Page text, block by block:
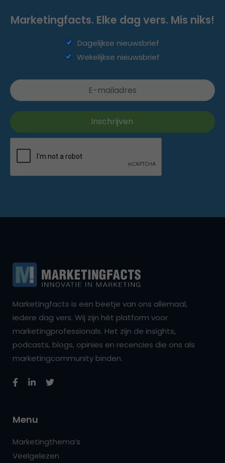
Marketingfacts. Elke dag vers. Mis niks!
Dagelijkse nieuwsbrief
Wekelijkse nieuwsbrief
Marketingfacts is een beetje van ons allemaal,
iedere dag vers. Wij zijn hét platform voor
marketingprofessionals. Het zijn de insights,
podcasts, blogs, opinies en recencies die ons als
marketingcommunity binden.
Menu
Marketingthema’s
Veelgelezen